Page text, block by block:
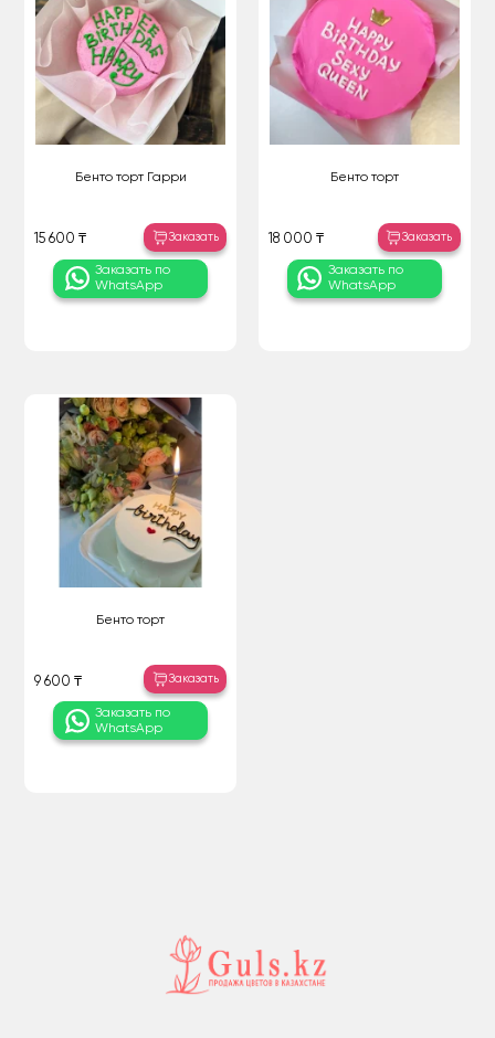
Бенто торт Гарри
15 600 ₸ Заказать
Заказать по
WhatsApp
Бенто торт
18 000 ₸ Заказать
Заказать по
WhatsApp
Бенто торт
9 600 ₸ Заказать
Заказать по
WhatsApp